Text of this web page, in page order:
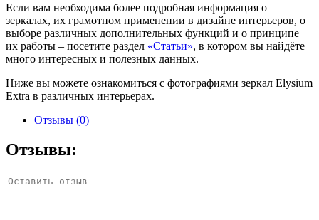
Если вам необходима более подробная информация о
зеркалах, их грамотном применении в дизайне интерьеров, о
выборе различных дополнительных функций и о принципе
их работы – посетите раздел «Статьи», в котором вы найдёте
много интересных и полезных данных.
Ниже вы можете ознакомиться с фотографиями зеркал Elysium
Extra в различных интерьерах.
Отзывы (0)
Отзывы: